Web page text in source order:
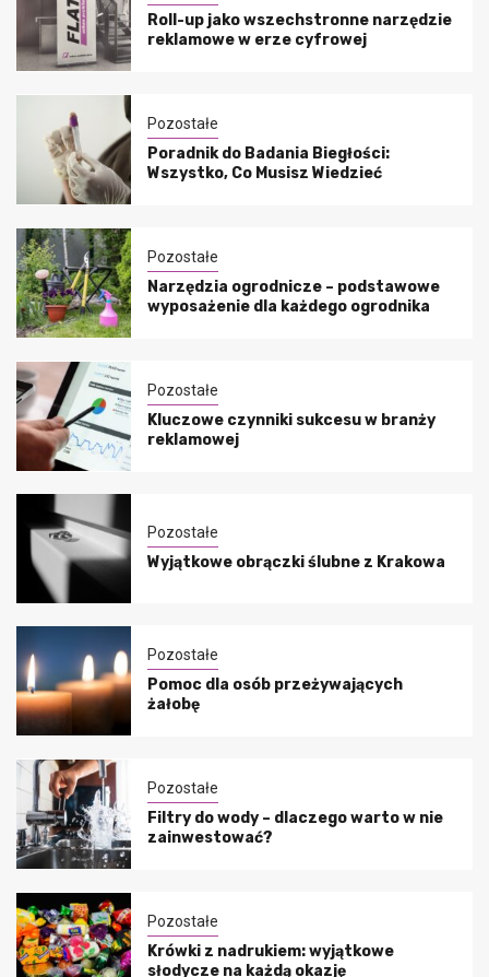
Roll-up jako wszechstronne narzędzie
reklamowe w erze cyfrowej
Pozostałe
Poradnik do Badania Biegłości:
Wszystko, Co Musisz Wiedzieć
Pozostałe
Narzędzia ogrodnicze – podstawowe
wyposażenie dla każdego ogrodnika
Pozostałe
Kluczowe czynniki sukcesu w branży
reklamowej
Pozostałe
Wyjątkowe obrączki ślubne z Krakowa
Pozostałe
Pomoc dla osób przeżywających
żałobę
Pozostałe
Filtry do wody – dlaczego warto w nie
zainwestować?
Pozostałe
Krówki z nadrukiem: wyjątkowe
słodycze na każdą okazję